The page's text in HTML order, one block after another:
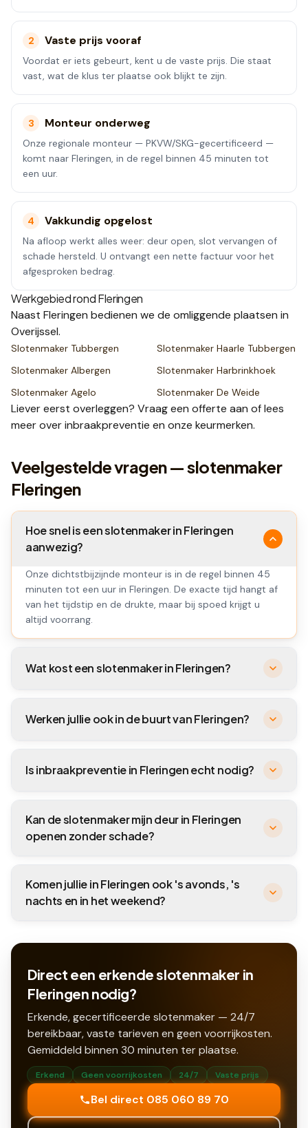
2 Vaste prijs vooraf
Voordat er iets gebeurt, kent u de vaste prijs. Die staat
vast, wat de klus ter plaatse ook blijkt te zijn.
3 Monteur onderweg
Onze regionale monteur — PKVW/SKG-gecertificeerd —
komt naar Fleringen, in de regel binnen 45 minuten tot
een uur.
4 Vakkundig opgelost
Na afloop werkt alles weer: deur open, slot vervangen of
schade hersteld. U ontvangt een nette factuur voor het
afgesproken bedrag.
Werkgebied rondFleringen
Naast Fleringen bedienen we de omliggende plaatsen in
Overijssel.
Slotenmaker Tubbergen Slotenmaker Haarle Tubbergen
Slotenmaker Albergen Slotenmaker Harbrinkhoek
Slotenmaker Agelo Slotenmaker De Weide
Liever eerst overleggen? Vraag een offerte aan of lees
meer overinbraakpreventie en onze keurmerken.
Veelgestelde vragen — slotenmaker
Fleringen
Hoe snel is een slotenmaker in Fleringen
aanwezig?
Onze dichtstbijzijnde monteur is in de regel binnen 45
minuten tot een uur in Fleringen. De exacte tijd hangt af
van het tijdstip en de drukte, maar bij spoed krijgt u
altijd voorrang.
Wat kost een slotenmaker in Fleringen?
Werken jullie ook in de buurt van Fleringen?
Is inbraakpreventie in Fleringen echt nodig?
Kan de slotenmaker mijn deur in Fleringen
openen zonder schade?
Komen jullie in Fleringen ook 's avonds, 's
nachts en in het weekend?
Direct een erkende slotenmaker in
Fleringen nodig?
Erkende, gecertificeerde slotenmaker — 24/7
bereikbaar, vaste tarieven en geen voorrijkosten.
Gemiddeld binnen 30 minuten ter plaatse.
Erkend Geen voorrijkosten 24/7 Vaste prijs
Bel direct 085 060 89 70